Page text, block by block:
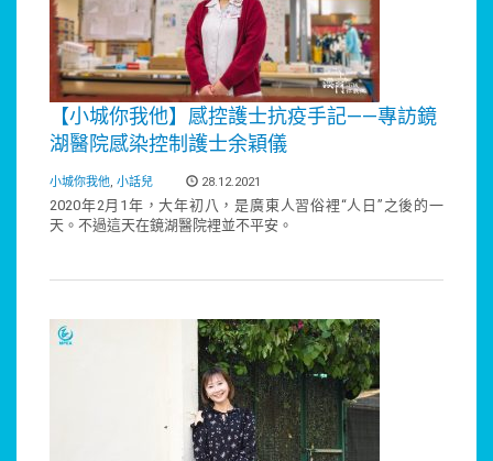
【小城你我他】感控護士抗疫手記——專訪鏡
湖醫院感染控制護士余穎儀
小城你我他, 小話兒 28.12.2021
2020年2月1年，大年初八，是廣東人習俗裡“人日”之後的一
天。不過這天在鏡湖醫院裡並不平安。